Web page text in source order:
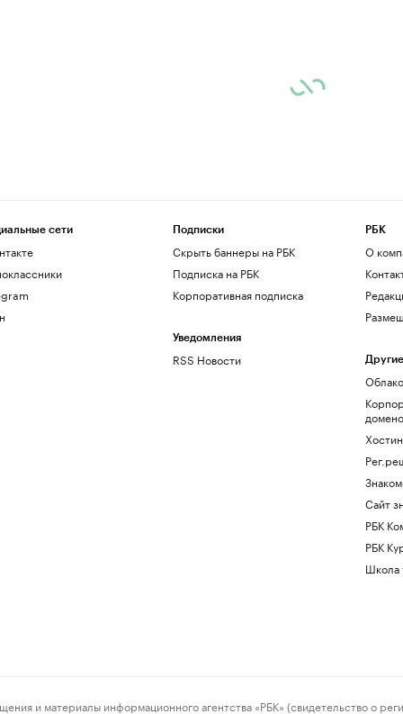
сети Подписки
Скрыть баннеры на РБК
Подписка на РБК
Корпоративная подписка
Уведомления
RSS Новости
РБК
О
Сайт
РБК
РБК
Школа
информационного агентства «РБК» (свидетельство о